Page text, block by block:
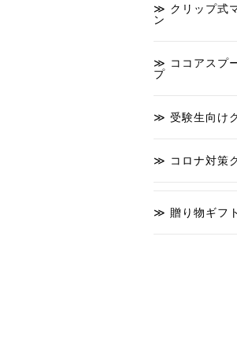
クリップ式
ン
ココアスプ
プ
受験生向け
コロナ対策
贈り物ギフト